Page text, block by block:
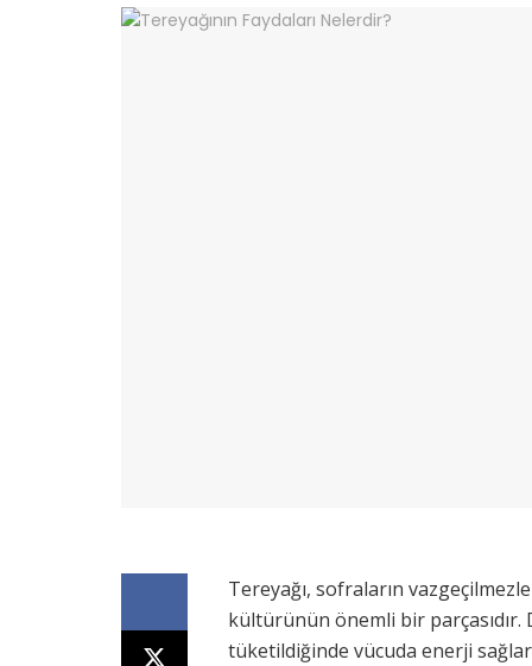
Tereyağı, sofraların
kültürünün önemli bir parçasıdır.
tüketildiğinde vücuda enerji